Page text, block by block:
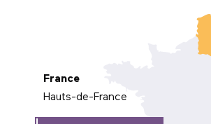
France
Hauts-de-France